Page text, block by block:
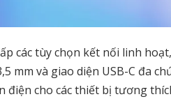
các tùy chọn kết nối linh
mm và giao diện USB-C đa
điện cho các thiết bị tương